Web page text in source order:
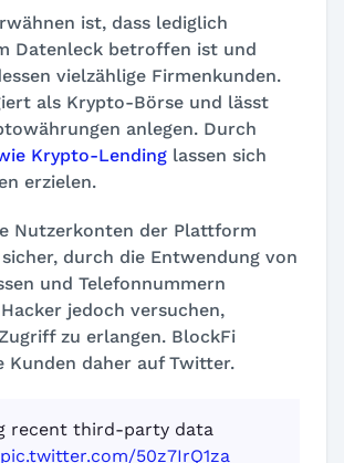
ist, dass lediglich
Datenleck betroffen ist und
vielzählige Firmenkunden.
als Krypto-Börse und lässt
anlegen. Durch
Krypto-Lending lassen sich
erzielen.
Nutzerkonten der Plattform
durch die Entwendung von
und Telefonnummern
jedoch versuchen,
zu erlangen. BlockFi
Kunden daher auf Twitter.
recent third-party data
pic.twitter.com/50z7IrQ1za